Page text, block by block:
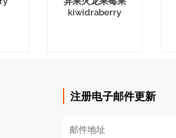
kiwidraberry
注册电子邮件更新
Email